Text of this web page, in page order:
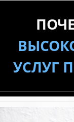
УСЛУГ